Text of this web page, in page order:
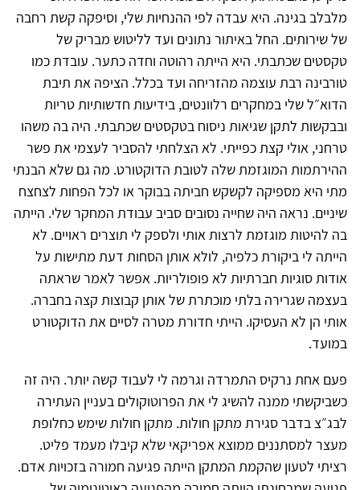
מלבלב בגינה. היא עבדה לפי ההנחיות שלי, וסיפקה קשת רחבה
של שירותים. החל באיתור נתונים ועד לליטוש מבריק של
טקסטים שכתבתי. היא הייתה רהוטה וחדה כתער. עובדת כמו
טורבינה רבת עוצמה מהזריחה ועד בכלל. הציפה את תיבת
הדוא״ל שלי במחקרים רלוונטים, בידיעות חדשותיות טריות
ובבקשות לתקן שגיאות ניסוח בטקסטים שכתבתי. היה בה משהו
טרחני, אולי קצת כפייתי. לא הצלחתי להסביר לעצמי את פשר
ההירתמות המוגזמת שלה לטובת הדוקטורט. מה גם שלא הבנתי
מתי היא מספיקה לקשקש חביתה בבוקר או לכל הפחות לצחצח
שיניים. נראה היה שחייה נסובים סביב עבודת המחקר שלי. הייתה
בה להיטות מוגזמת לרצות אותי ולספק לי תוצרים ראויים. לא
הייתה לי ביקורת כלפיה, לולא אותן הסחות דעת מתישות על
אודות סוגיות חברתיות לא פופולריות. אפשר לאמר שראתה
בעצמה שגרירה בלתי מוכתרת של אותן קבוצות קצה בחברה.
אותי הן לא העסיקו. הייתי חדורת מטרה לסיים את הדוקטורט
במועד.
פעם אחת נרקיס התמרדה וגרמה לי לעבוד קשה יותר. היה זה
כשביקשתי ממנה להשיג לי את הפרוטוקולים בעניין העתירה
לבג״צ בדבר סגירת מתקן חולות. מתקן חולות שימש כחלופת
מעצר למסתננים ממוצא אפריקאי שלא קיבלו מעמד פליט.
רציתי לטעון שהקמת המתקן הייתה פגיעה חמורה בזכויות אדם.